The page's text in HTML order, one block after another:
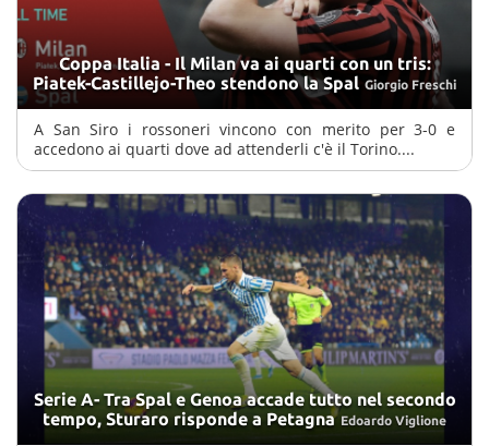
Coppa Italia - Il Milan va ai quarti con un tris:
Piatek-Castillejo-Theo stendono la Spal Giorgio Freschi
A San Siro i rossoneri vincono con merito per 3-0 e
accedono ai quarti dove ad attenderli c'è il Torino....
Serie A- Tra Spal e Genoa accade tutto nel secondo
tempo, Sturaro risponde a Petagna Edoardo Viglione